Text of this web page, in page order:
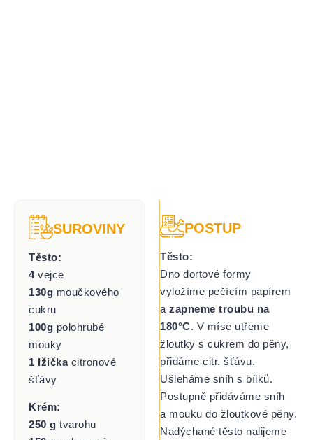
SUROVINY
Těsto:
4vejce
130g moučkového
cukru
100g polohrubé
mouky
1 lžičkacitronové
šťávy
Krém:
250 g tvarohu
POSTUP
Těsto:
Dno dortové formy
vyložíme pečícím papírem
azapneme troubu na
180°C. V míse utřeme
žloutky s cukrem do pěny,
přidáme citr. šťávu.
Ušleháme sníh s bílků.
Postupně přidáváme sníh
a mouku do žloutkové pěny.
Nadýchané těsto nalijeme